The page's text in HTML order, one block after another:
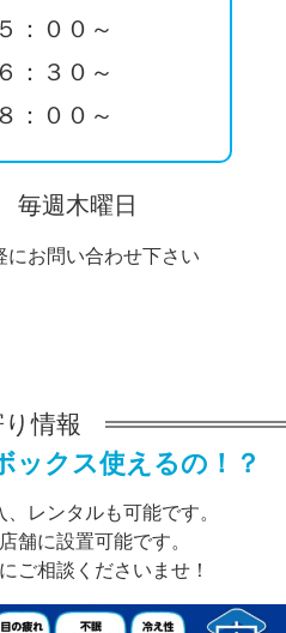
００～
３０～
００～
週木曜日
にお問い合わせ下さい
情報
ックス使えるの！？
レンタルも可能です。
舗に設置可能です。
ご相談くださいませ！